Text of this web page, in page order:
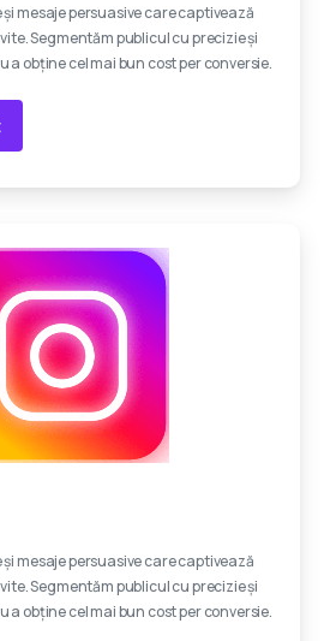
mesaje persuasive care captivează
Segmentăm publicul cu precizie și
obține cel mai bun cost per conversie.
mesaje persuasive care captivează
Segmentăm publicul cu precizie și
obține cel mai bun cost per conversie.